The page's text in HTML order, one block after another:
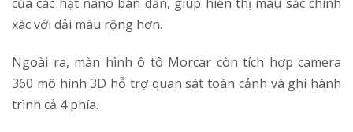
xác với dải màu rộng hơn.
Ngoài ra, màn hình ô tô Morcar còn tích hợp camera
360 mô hình 3D hỗ trợ quan sát toàn cảnh và ghi hành
trình cả 4 phía.